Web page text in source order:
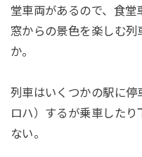
堂車両があるので、食
窓からの景色を楽しむ列
か。
列車はいくつかの駅に停
ロハ）するが乗車した
ない。